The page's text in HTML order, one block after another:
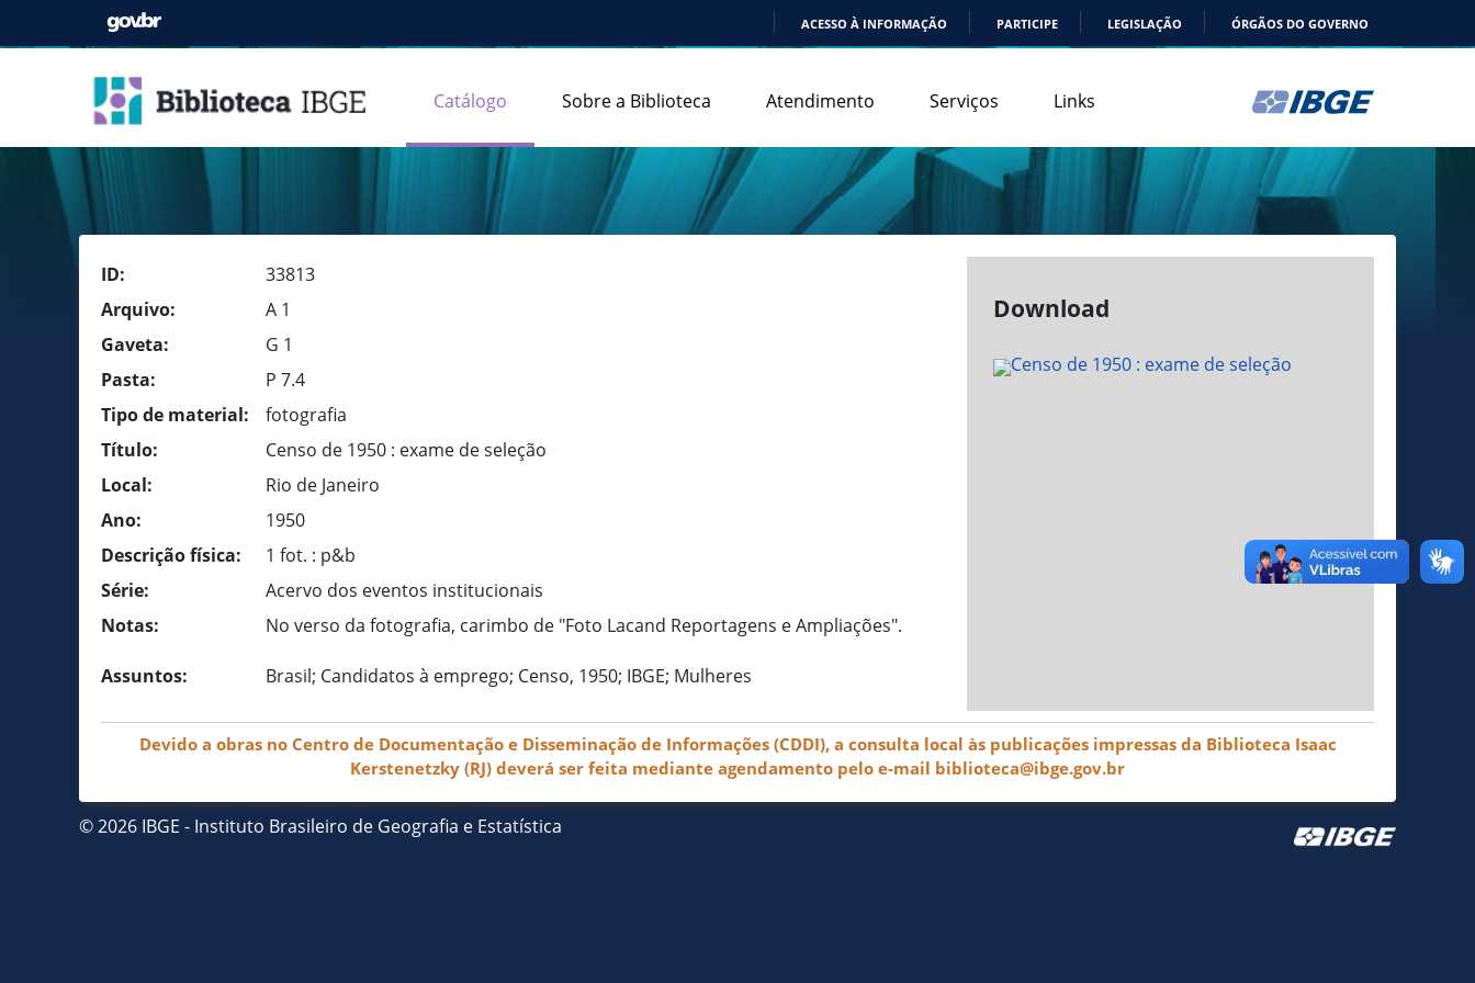
ACESSO À INFORMAÇÃO PARTICIPE LEGISLAÇÃO ÓRGÃOS DO GOVERNO
Catálogo Sobre a Biblioteca Atendimento Serviços Links
ID:
33813
Arquivo:
A 1
Gaveta:
G 1
Pasta:
P 7.4
Tipo de material:
fotografia
Título:
Censo de 1950 : exame de seleção
Local:
Rio de Janeiro
Ano:
1950
Descrição física:
1 fot. : p&b
Série:
Acervo dos eventos institucionais
Notas:
No verso da fotografia, carimbo de "Foto Lacand Reportagens e Ampliações".
Assuntos: Brasil; Candidatos à emprego; Censo, 1950; IBGE; Mulheres
Download
Devido a obras no Centro de Documentação e Disseminação de Informações (CDDI), a consulta local às publicações impressas da Biblioteca Isaac
Kerstenetzky (RJ) deverá ser feita mediante agendamento pelo e-mail biblioteca@ibge.gov.br
© 2026 IBGE - Instituto Brasileiro de Geografia e Estatística